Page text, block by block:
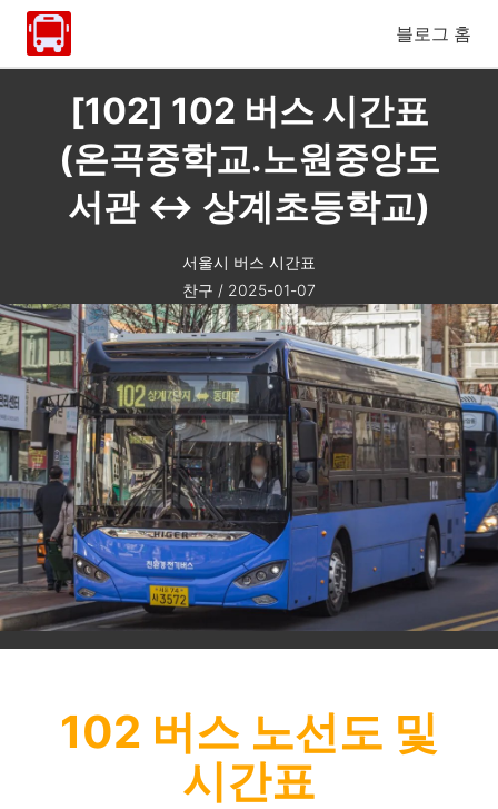
블로그 홈
[102] 102 버스 시간표
(온곡중학교.노원중앙도
서관 ↔ 상계초등학교)
서울시 버스 시간표
찬구 / 2025-01-07
102 버스 노선도 및
시간표